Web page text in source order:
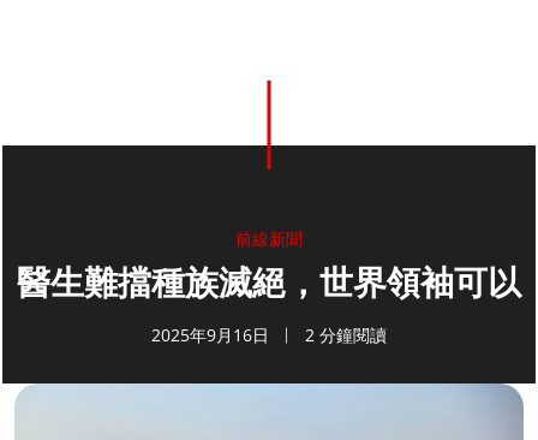
前線新聞
醫生難擋種族滅絕，世界領袖可以
2025年9月16日 2 分鐘閱讀